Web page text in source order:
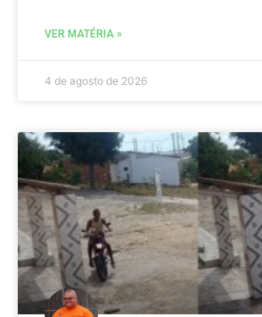
VER MATÉRIA »
4 de agosto de 2026